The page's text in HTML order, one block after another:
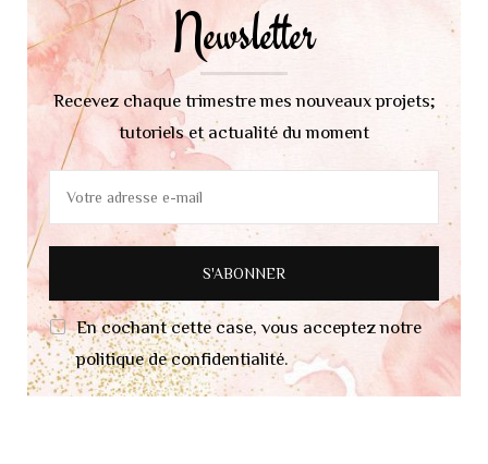
Newsletter
Recevez chaque trimestre mes nouveaux projets;
tutoriels et actualité du moment
En cochant cette case, vous acceptez notre
politique de confidentialité.